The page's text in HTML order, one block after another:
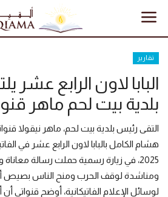
الرئيسية
تبرعات
أخبار
مقالات
تقارير
البابا لاون الرابع عشر
بلدية بيت لحم ماهر
التقى رئيس بلدية بيت لحم، ماهر نيقولا
2025، في زيارة رسمية حملت رسالة
ومناشدة لوقف الحرب ومنح الناس بصيص
لوسائل الإعلام الفاتيكانية، أوضح قنواتي